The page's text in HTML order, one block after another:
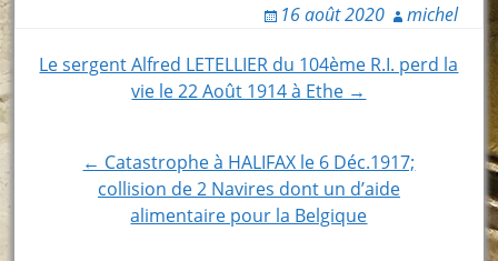
16 août 2020 michel
Post
Le sergent Alfred LETELLIER du 104ème R.I. perd la
vie le 22 Août 1914 à Ethe →
← Catastrophe à HALIFAX le 6 Déc.1917;
collision de 2 Navires dont un d’aide
alimentaire pour la Belgique